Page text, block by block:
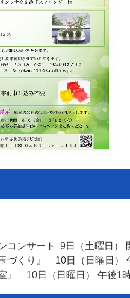
コンサート 9日（土曜日）
づくり』 10日（日曜日）
』 10日（日曜日） 午後1